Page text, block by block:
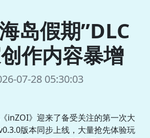
岛假期”DLC
作内容暴增
07-28 05:30:03
inZOI》迎来了备受关注的第一次大
版本同步上线，大量抢先体验玩